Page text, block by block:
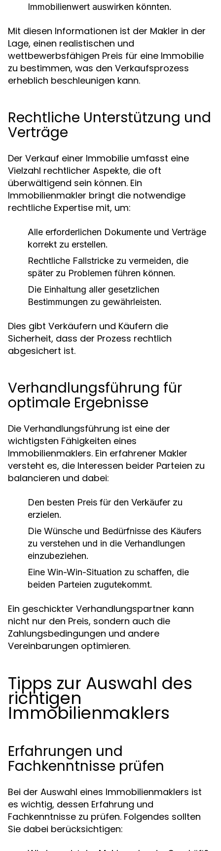
Immobilienwert auswirken könnten.
Mit diesen Informationen ist der Makler in der
Lage, einen realistischen und
wettbewerbsfähigen Preis für eine Immobilie
zu bestimmen, was den Verkaufsprozess
erheblich beschleunigen kann.
Rechtliche Unterstützung und
Verträge
Der Verkauf einer Immobilie umfasst eine
Vielzahl rechtlicher Aspekte, die oft
überwältigend sein können. Ein
Immobilienmakler bringt die notwendige
rechtliche Expertise mit, um:
Alle erforderlichen Dokumente und Verträge
korrekt zu erstellen.
Rechtliche Fallstricke zu vermeiden, die
später zu Problemen führen können.
Die Einhaltung aller gesetzlichen
Bestimmungen zu gewährleisten.
Dies gibt Verkäufern und Käufern die
Sicherheit, dass der Prozess rechtlich
abgesichert ist.
Verhandlungsführung für
optimale Ergebnisse
Die Verhandlungsführung ist eine der
wichtigsten Fähigkeiten eines
Immobilienmaklers. Ein erfahrener Makler
versteht es, die Interessen beider Parteien zu
balancieren und dabei:
Den besten Preis für den Verkäufer zu
erzielen.
Die Wünsche und Bedürfnisse des Käufers
zu verstehen und in die Verhandlungen
einzubeziehen.
Eine Win-Win-Situation zu schaffen, die
beiden Parteien zugutekommt.
Ein geschickter Verhandlungspartner kann
nicht nur den Preis, sondern auch die
Zahlungsbedingungen und andere
Vereinbarungen optimieren.
Tipps zur Auswahl des
richtigen
Immobilienmaklers
Erfahrungen und
Fachkenntnisse prüfen
Bei der Auswahl eines Immobilienmaklers ist
es wichtig, dessen Erfahrung und
Fachkenntnisse zu prüfen. Folgendes sollten
Sie dabei berücksichtigen: